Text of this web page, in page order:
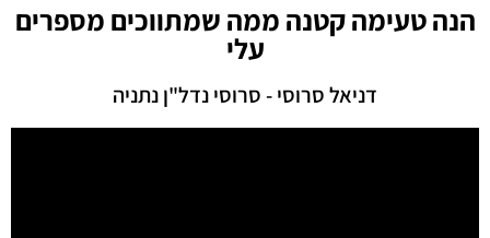
הנה טעימה קטנה ממה שמתווכים מספרים
עלי
דניאל סרוסי - סרוסי נדל"ן נתניה